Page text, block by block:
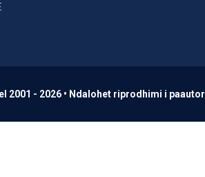
2001 - 2026 • Ndalohet riprodhimi i